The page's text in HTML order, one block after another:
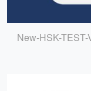
New-HSK-